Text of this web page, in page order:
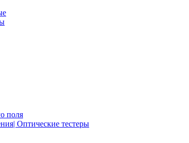
поля
Оптические тестеры